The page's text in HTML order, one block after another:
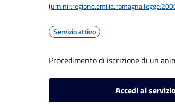
(
Servizio attivo
Procedimento di iscrizione di un
Accedi al servizio